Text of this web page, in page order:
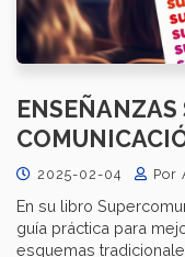
ENSEÑANZAS
2025-02-04 Por
En su libro
guía práctica para
esquemas